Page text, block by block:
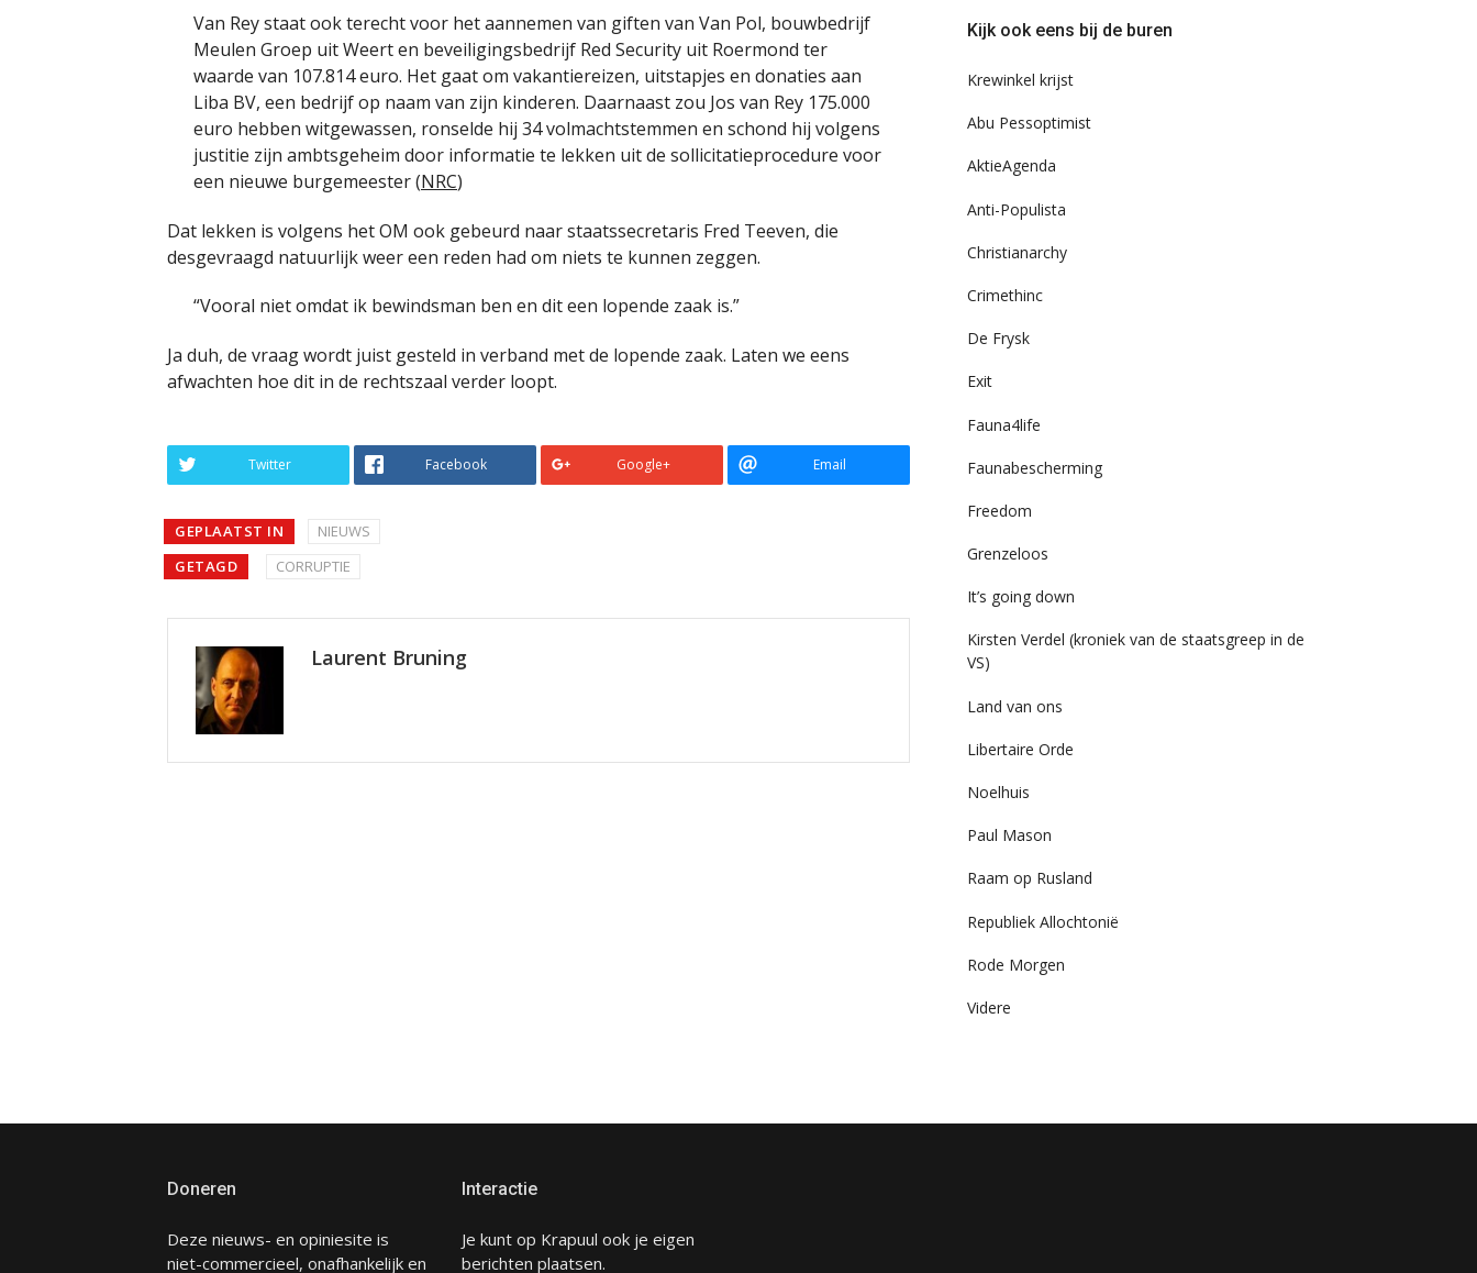
Van Rey staat ook terecht voor het aannemen van giften van Van Pol, bouwbedrijf
Meulen Groep uit Weert en beveiligingsbedrijf Red Security uit Roermond ter
waarde van 107.814 euro. Het gaat om vakantiereizen, uitstapjes en donaties aan
Liba BV, een bedrijf op naam van zijn kinderen. Daarnaast zou Jos van Rey 175.000
euro hebben witgewassen, ronselde hij 34 volmachtstemmen en schond hij volgens
justitie zijn ambtsgeheim door informatie te lekken uit de sollicitatieprocedure voor
een nieuwe burgemeester (NRC)
Dat lekken is volgens het OM ook gebeurd naar staatssecretaris Fred Teeven, die
desgevraagd natuurlijk weer een reden had om niets te kunnen zeggen.
“Vooral niet omdat ik bewindsman ben en dit een lopende zaak is.”
Ja duh, de vraag wordt juist gesteld in verband met de lopende zaak. Laten we eens
afwachten hoe dit in de rechtszaal verder loopt.
Twitter Facebook Google+ Email
GEPLAATST IN
NIEUWS
GETAGD
CORRUPTIE
Laurent Bruning
ons
Kijk ook eens bij de buren
Krewinkel krijst
Abu Pessoptimist
AktieAgenda
Anti-Populista
Christianarchy
Crimethinc
De Frysk
Exit
Fauna4life
Faunabescherming
Freedom
Grenzeloos
It’s going down
Kirsten Verdel (kroniek van de staatsgreep in de
VS)
Land van ons
Libertaire Orde
Noelhuis
Paul Mason
Raam op Rusland
Republiek Allochtonië
Rode Morgen
Videre
Doneren
Deze nieuws- en opiniesite is
niet-commercieel, onafhankelijk en
Interactie
Je kunt op Krapuul ook je eigen
berichten plaatsen.